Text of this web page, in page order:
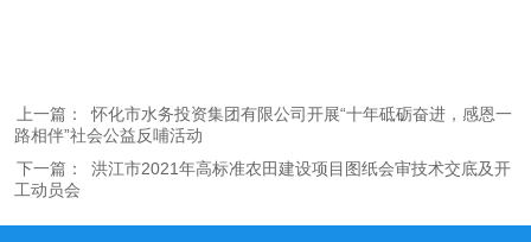
上一篇：
怀化市水务投资集团有限公司开展“十年砥砺奋进，感恩一
路相伴”社会公益反哺活动
下一篇：
洪江市2021年高标准农田建设项目图纸会审技术交底及开
工动员会